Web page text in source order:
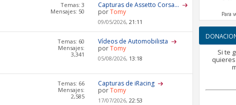
Temas: 3
Mensajes: 50
Capturas de Assetto Corsa...
porTomy
09/05/2026,21:11
Temas: 60
Mensajes:
3,341
Vídeos de Automobilista
porTomy
05/08/2026, 13:18
Temas: 66
Mensajes:
2,585
Capturas de iRacing
porTomy
17/07/2026,22:53
Para
Si te